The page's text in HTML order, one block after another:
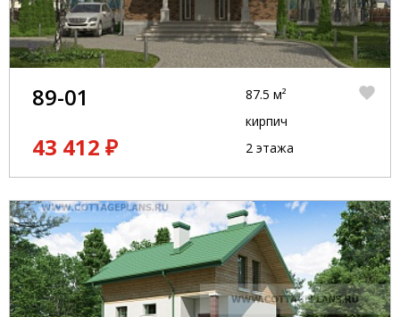
89-01
43 412 ₽
87.5 м²
кирпич
2 этажа